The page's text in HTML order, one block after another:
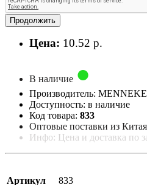
Продолжить
Цена: 10.52 р.
В наличие
Производитель:
Доступность: в наличие
Код товара: 833
Оптовые поставки из Китая
Инфо: Цена и доставка по
Артикул
833